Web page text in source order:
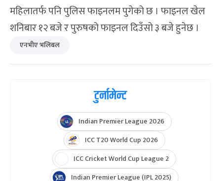
महिलातर्फ पनि पुलिस फाइनलम पुगेको छ । फाइनल खेल
शनिबार १२ बजे र पुरुषको फाइनल दिउँसो ३ बजे हुनेछ ।
एनभीए भलिबल
टुर्नामेन्ट
Indian Premier League 2026
ICC T20 World Cup 2026
ICC Cricket World Cup League 2
Indian Premier League (IPL 2025)